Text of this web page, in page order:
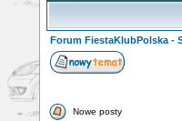
Forum FiestaKlubPolska -
Nowe posty